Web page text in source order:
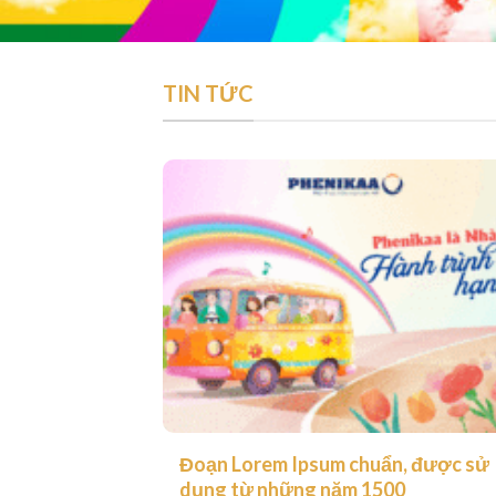
TIN TỨC
Đoạn Lorem Ipsum chuẩn, được sử
dụng từ những năm 1500